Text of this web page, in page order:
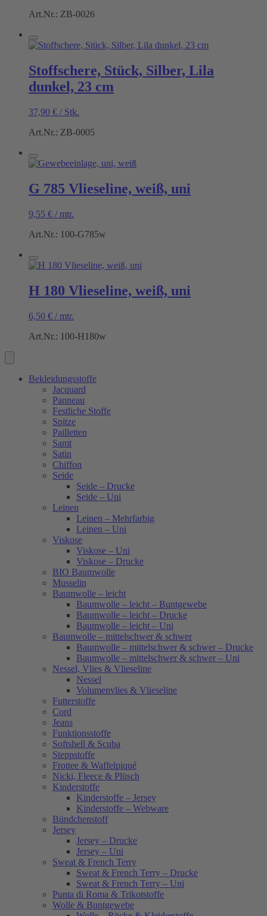
Art.Nr.: ZB-0026
Stoffschere, Stück, Silber, Lila
dunkel, 23 cm
37,90 € / Stk.
Art.Nr.: ZB-0005
G 785 Vlieseline, weiß, uni
9,55 € / mtr.
Art.Nr.: 100-G785w
H 180 Vlieseline, weiß, uni
6,50 € / mtr.
Art.Nr.: 100-H180w
Bekleidungsstoffe
Jacquard
Panneau
Festliche Stoffe
Spitze
Pailletten
Samt
Satin
Chiffon
Seide
Seide – Drucke
Seide – Uni
Leinen
Leinen – Mehrfarbig
Leinen – Uni
Viskose
Viskose – Uni
Viskose – Drucke
BIO Baumwolle
Musselin
Baumwolle – leicht
Baumwolle – leicht – Buntgewebe
Baumwolle – leicht – Drucke
Baumwolle – leicht – Uni
Baumwolle – mittelschwer & schwer
Baumwolle – mittelschwer & schwer – Drucke
Baumwolle – mittelschwer & schwer – Uni
Nessel, Vlies & Vlieseline
Nessel
Volumenvlies & Vlieseline
Futterstoffe
Cord
Jeans
Funktionsstoffe
Softshell & Scuba
Steppstoffe
Frottee & Waffelpiqué
Nicki, Fleece & Plüsch
Kinderstoffe
Kinderstoffe – Jersey
Kinderstoffe – Webware
Bündchenstoff
Jersey
Jersey – Drucke
Jersey – Uni
Sweat & French Terry
Sweat & French Terry – Drucke
Sweat & French Terry – Uni
Punta di Roma & Trikotstoffe
Wolle & Buntgewebe